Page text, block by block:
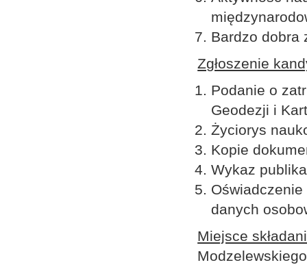
Bardzo dobra
Zgłoszenie
Podanie o
Geodezji i
Życiorys
Kopie
Wykaz
danych
Miejsce